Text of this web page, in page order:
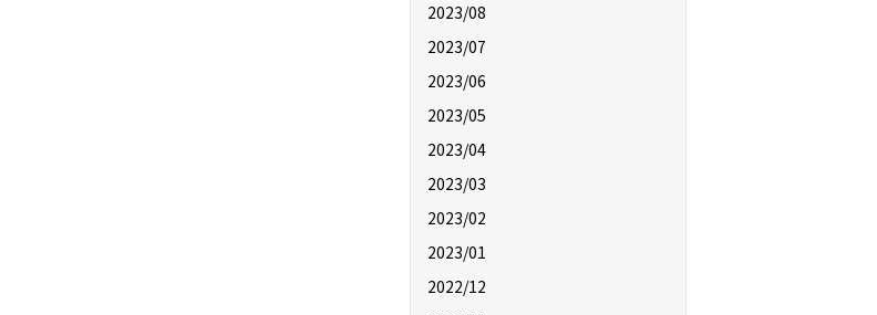
2023/08
2023/07
2023/06
2023/05
2023/04
2023/03
2023/02
2023/01
2022/12